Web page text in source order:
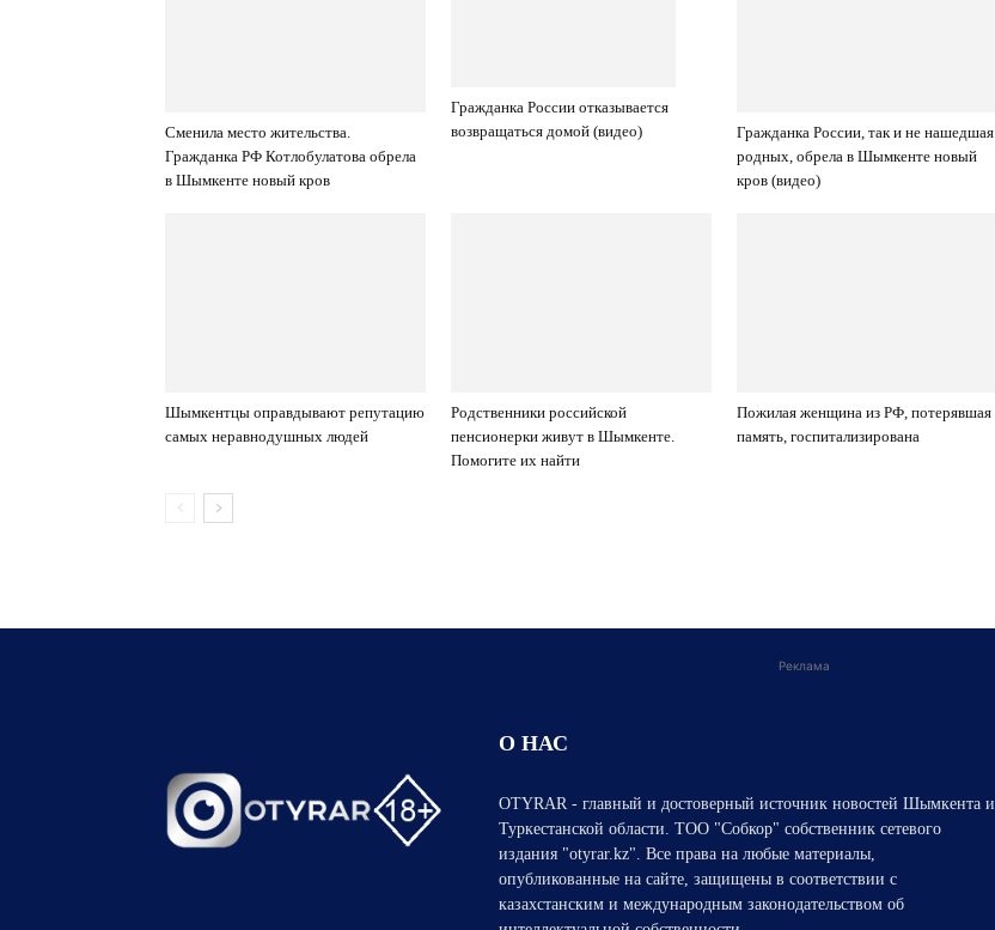
Сменила место жительства.
Гражданка РФ Котлобулатова обрела
в Шымкенте новый кров
Гражданка России отказывается
возвращаться домой (видео)
Гражданка России, так и не нашедшая
родных, обрела в Шымкенте новый
кров (видео)
Шымкентцы оправдывают репутацию
самых неравнодушных людей
Родственники российской
пенсионерки живут в Шымкенте.
Помогите их найти
Пожилая женщина из РФ, потерявшая
память, госпитализирована
Реклама
О НАС
OTYRAR - главный и достоверный источник новостей Шымкента и
Туркестанской области. ТОО "Собкор" собственник сетевого
издания "otyrar.kz". Все права на любые материалы,
опубликованные на сайте, защищены в соответствии с
казахстанским и международным законодательством об